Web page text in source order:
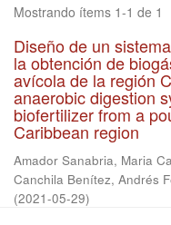
Mostrando ítems 1-1 de 1
Diseño de un
la obtención de
avícola de la región
anaerobic digestion
biofertilizer from a
Caribbean region
Amador Sanabria, Maria
Canchila Benítez, Andrés
(2021-05-29)